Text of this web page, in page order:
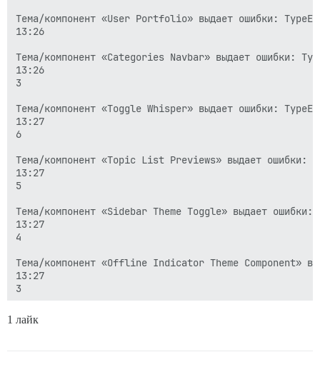
Тема/компонент «User Portfolio» выдает ошибки:
13:26
Тема/компонент «Categories Navbar» выдает
13:26
3
Тема/компонент «Toggle Whisper» выдает ошибки:
13:27
6
Тема/компонент «Topic List Previews» выдает
13:27
5
Тема/компонент «Sidebar Theme Toggle» выдает
13:27
4
Тема/компонент «Offline Indicator Theme
13:27
3
Тема/компонент «Discourse Composer Footnote
13:27
1 лайк